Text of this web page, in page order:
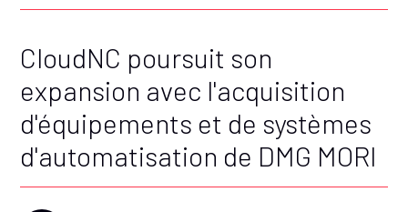
CloudNC poursuit son
expansion avec l'acquisition
d'équipements et de systèmes
d'automatisation de DMG MORI